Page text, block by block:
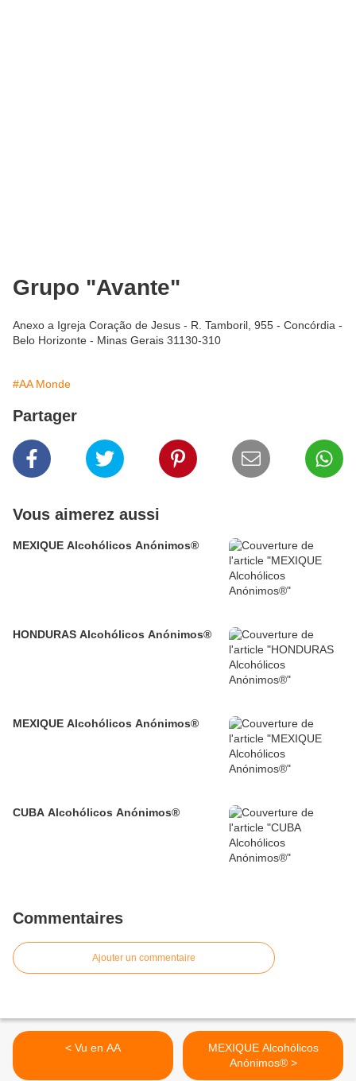
Grupo "Avante"
Anexo a Igreja Coração de Jesus - R. Tamboril, 955 - Concórdia -
Belo Horizonte - Minas Gerais 31130-310
#AA Monde
Partager
Vous aimerez aussi
MEXIQUE Alcohólicos Anónimos®
HONDURAS Alcohólicos Anónimos®
MEXIQUE Alcohólicos Anónimos®
CUBA Alcohólicos Anónimos®
Commentaires
Ajouter un commentaire
< Vu en AA
MEXIQUE Alcohólicos
Anónimos® >